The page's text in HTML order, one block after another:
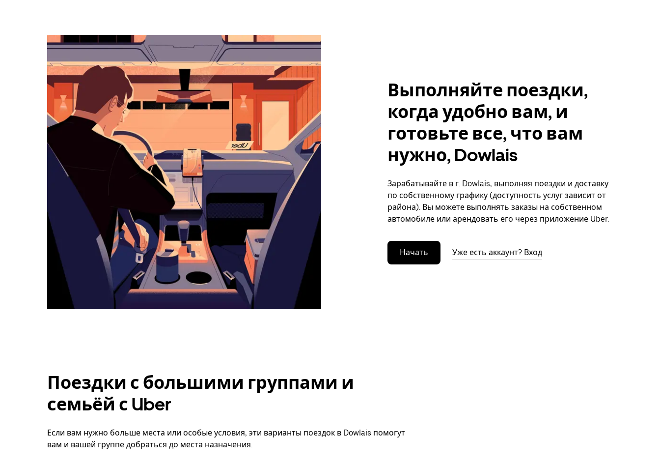
выбрать
дату.
закрыть
календарь,
нажмите
Esc.
Выполняйте поездки,
когда удобно вам, и
готовьте все, что вам
нужно, Dowlais
Зарабатывайте в г. Dowlais, выполняя поездки и доставку
по собственному графику (доступность услуг зависит от
района). Вы можете выполнять заказы на собственном
автомобиле или арендовать его через приложение Uber.
Начать Уже есть аккаунт? Вход
Поездки с большими группами и
семьёй с Uber
Если вам нужно больше места или особые условия, эти варианты поездок в Dowlais помогут
вам и вашей группе добраться до места назначения.